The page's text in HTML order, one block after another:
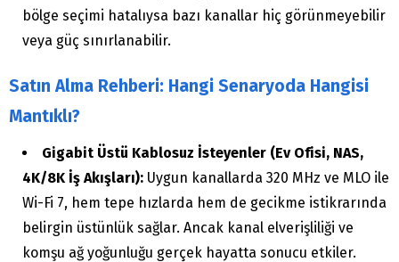
bölge seçimi hatalıysa bazı kanallar hiç görünmeyebilir
veya güç sınırlanabilir.
Satın Alma Rehberi: Hangi Senaryoda Hangisi
Mantıklı?
Gigabit Üstü Kablosuz İsteyenler (Ev Ofisi, NAS,
4K/8K İş Akışları): Uygun kanallarda 320 MHz ve MLO ile
Wi-Fi 7, hem tepe hızlarda hem de gecikme istikrarında
belirgin üstünlük sağlar. Ancak kanal elverişliliği ve
komşu ağ yoğunluğu gerçek hayatta sonucu etkiler.